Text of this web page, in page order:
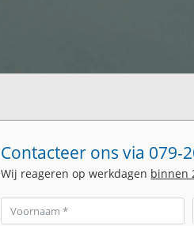
Contacteer ons via 079-
Wij reageren op werkdagen binnen